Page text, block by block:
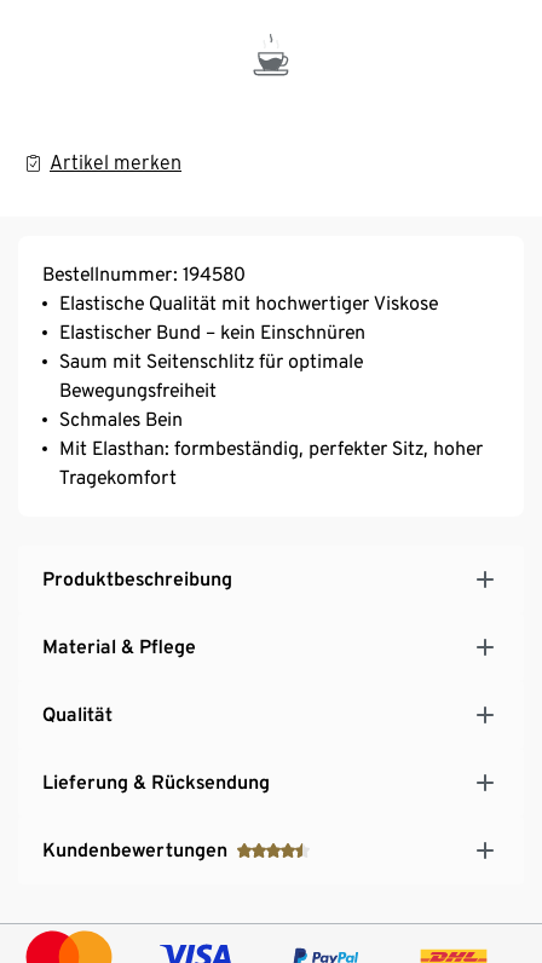
Artikel merken
Bestellnummer: 194580
Elastische Qualität mit hochwertiger Viskose
Elastischer Bund – kein Einschnüren
Saum mit Seitenschlitz für optimale
Bewegungsfreiheit
Schmales Bein
Mit Elasthan: formbeständig, perfekter Sitz, hoher
Tragekomfort
Produktbeschreibung
Material & Pflege
Qualität
Lieferung & Rücksendung
Kundenbewertungen